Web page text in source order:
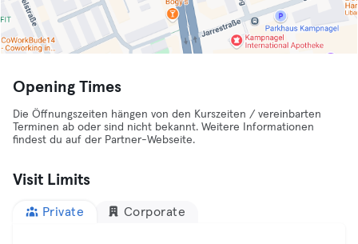
Opening Times
Die Öffnungszeiten hängen von den Kurszeiten / vereinbarten
Terminen ab oder sind nicht bekannt. Weitere Informationen
findest du auf der Partner-Webseite.
Visit Limits
Private Corporate